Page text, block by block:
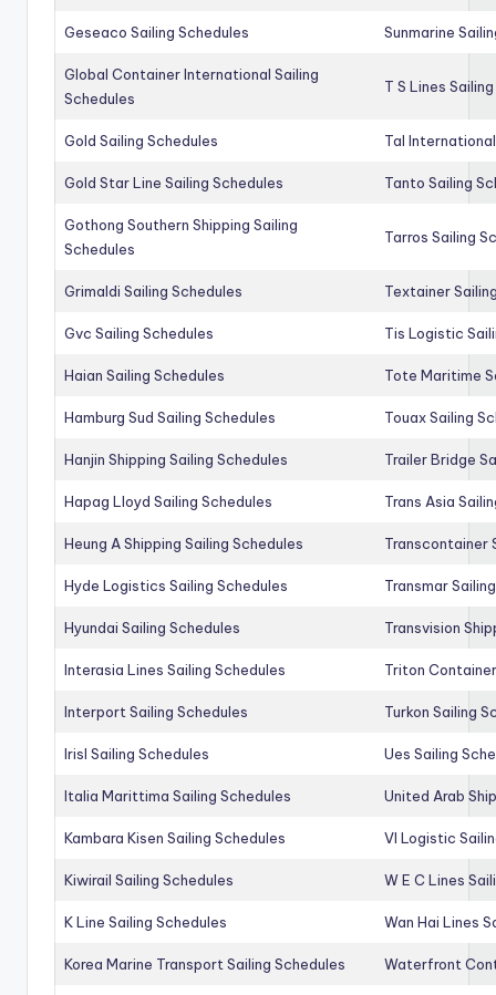
Geseaco Sailing Schedules Sunmarine
Global Container International Sailing
Schedules
T S Lines
Gold Sailing Schedules Tal
Gold Star Line Sailing Schedules Tanto Sailing
Gothong Southern Shipping Sailing
Schedules
Tarros Sailing
Grimaldi Sailing Schedules Textainer
Gvc Sailing Schedules Tis Logistic
Haian Sailing Schedules Tote Maritime
Hamburg Sud Sailing Schedules Touax Sailing
Hanjin Shipping Sailing Schedules Trailer Bridge
Hapag Lloyd Sailing Schedules Trans Asia
Heung A Shipping Sailing Schedules Transcontainer
Hyde Logistics Sailing Schedules Transmar
Hyundai Sailing Schedules Transvision
Interasia Lines Sailing Schedules Triton
Interport Sailing Schedules Turkon Sailing
Irisl Sailing Schedules Ues Sailing
Italia Marittima Sailing Schedules United Arab
Kambara Kisen Sailing Schedules Vl Logistic
Kiwirail Sailing Schedules W E C Lines
K Line Sailing Schedules Wan Hai Lines
Korea Marine Transport Sailing Schedules Waterfront